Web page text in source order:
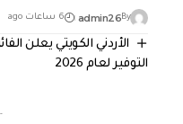
By
admin26 6 ساعات ago
الأردني الكويتي يعلن
التوفير لعام 2026